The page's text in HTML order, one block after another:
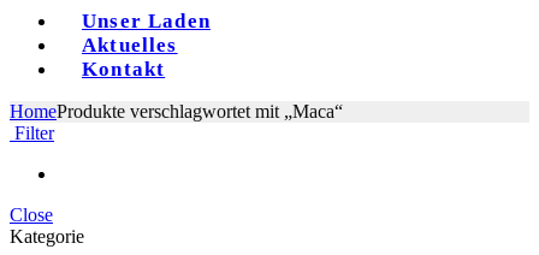
Unser Laden
Aktuelles
Kontakt
HomeProdukte verschlagwortet mit „Maca“
Filter
Close
Kategorie